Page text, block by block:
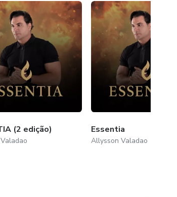
(2 edição) Essentia
Allysson Valadao